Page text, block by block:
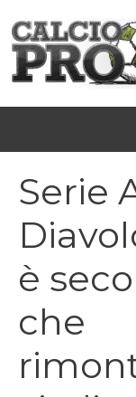
contenuto
Serie
è
che